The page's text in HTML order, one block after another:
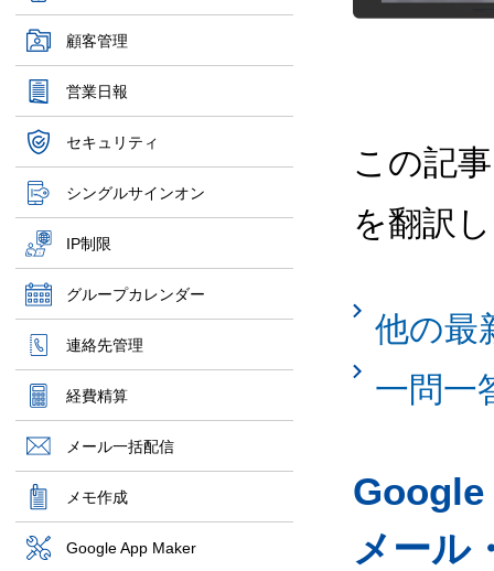
顧客管理
営業日報
セキュリティ
シングルサインオン
IP制限
グループカレンダー
連絡先管理
経費精算
メール一括配信
メモ作成
Google App Maker
この記
を翻訳
他の最
一問一
Google
メール